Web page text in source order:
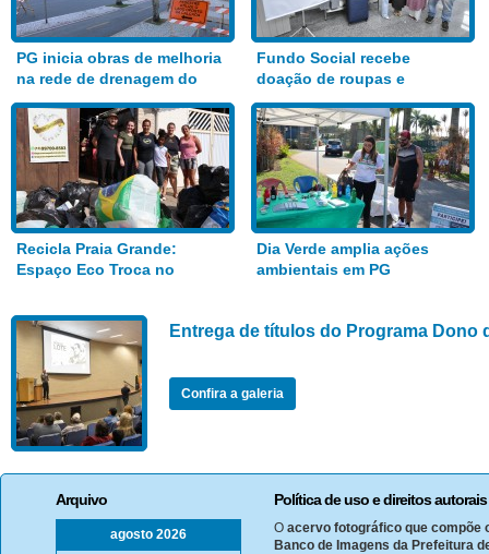
PG inicia obras de melhoria
na rede de drenagem do
Bairro Aviação
Fundo Social recebe
doação de roupas e
alimentos
Recicla Praia Grande:
Espaço Eco Troca no
Dia Verde amplia ações
ambientais em PG
Entrega de títulos do Programa Dono
Confira a galeria
Arquivo
agosto 2026
Política de uso e direitos autorais
O acervo fotográfico que compõe
Banco de Imagens da Prefeitura